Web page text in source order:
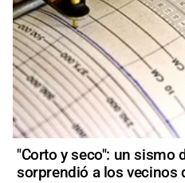
"Corto y seco": un sismo
sorprendió a los vecinos